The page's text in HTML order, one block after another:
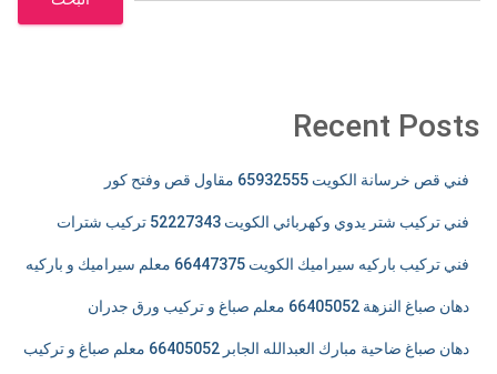
Recent Posts
فني قص خرسانة الكويت 65932555 مقاول قص وفتح كور
فني تركيب شتر يدوي وكهربائي الكويت 52227343 تركيب شترات
فني تركيب باركيه سيراميك الكويت 66447375 معلم سيراميك و باركيه
دهان صباغ النزهة 66405052 معلم صباغ و تركيب ورق جدران
دهان صباغ ضاحية مبارك العبدالله الجابر 66405052 معلم صباغ و تركيب